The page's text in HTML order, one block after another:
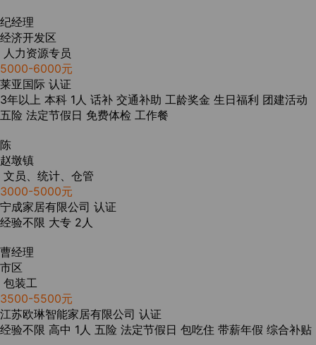
纪经理
经济开发区
人力资源专员
5000-6000元
莱亚国际 认证
3年以上 本科 1人 话补 交通补助 工龄奖金 生日福利 团建活动
五险 法定节假日 免费体检 工作餐
陈
赵墩镇
文员、统计、仓管
3000-5000元
宁成家居有限公司 认证
经验不限 大专 2人
曹经理
市区
包装工
3500-5500元
江苏欧琳智能家居有限公司 认证
经验不限 高中 1人 五险 法定节假日 包吃住 带薪年假 综合补贴